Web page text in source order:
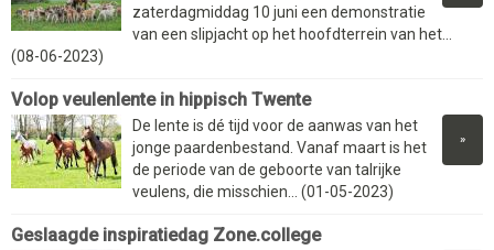
zaterdagmiddag 10 juni een demonstratie
van een slipjacht op het hoofdterrein van het...
(08-06-2023)
Volop veulenlente in hippisch Twente
»
De lente is dé tijd voor de aanwas van het
jonge paardenbestand. Vanaf maart is het
de periode van de geboorte van talrijke
veulens, die misschien... (01-05-2023)
Geslaagde inspiratiedag Zone.college